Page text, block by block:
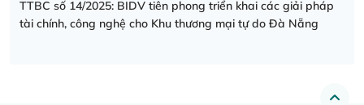
TTBC số 14/2025: BIDV tiên phong triển khai các giải pháp
tài chính, công nghệ cho Khu thương mại tự do Đà Nẵng